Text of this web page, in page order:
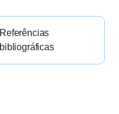
Referências
bibliográficas